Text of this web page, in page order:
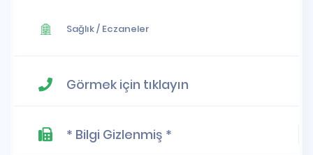
Sağlık/ Eczaneler
Görmek için tıklayın
* Bilgi Gizlenmiş *